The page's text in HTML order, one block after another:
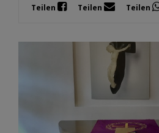
Teilen Teilen Teilen